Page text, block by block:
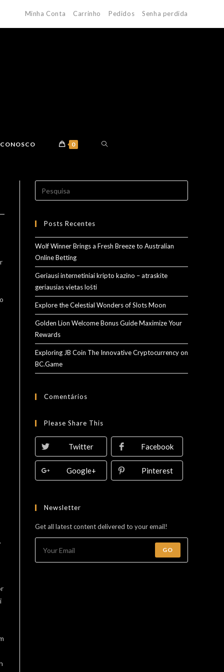
Minha Conta Carrinho Pedidos Senha perdida
0
Posts Recentes
Wolf Winner Brings a Fresh Breeze to Australian
Online Betting
Geriausi internetiniai kripto kazino – atraskite
geriausias vietas lošti
Explore the Celestial Wonders of Slots Moon
Golden Lion Welcome Bonus Guide Maximize Your
Rewards
Exploring JB Coin The Innovative Cryptocurrency on
BC.Game
Comentários
Please Share This
Twitter Facebook
Google+ Pinterest
Newsletter
Get all latest content delivered to your email!
GO